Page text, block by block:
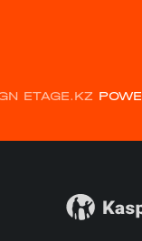
ETAGE.KZ